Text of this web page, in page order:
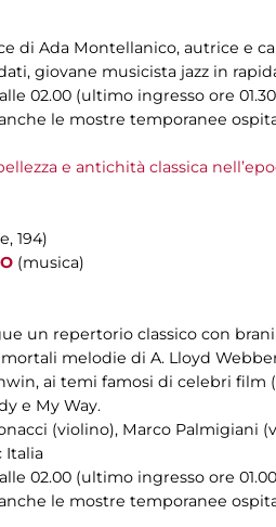
di Ada Montellanico, autrice e
giovane musicista jazz in
02.00 (ultimo ingresso ore
le mostre temporanee
e antichità classica
194)
(musica)
un repertorio classico con
melodie di A. Lloyd
ai temi famosi di celebri film
e My Way.
(violino), Marco Palmigiani
Italia
02.00 (ultimo ingresso ore
le mostre temporanee